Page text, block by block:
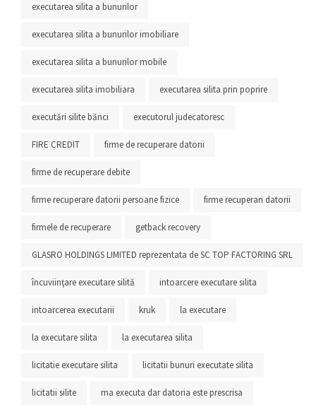
executarea silita a bunurilor
executarea silita a bunurilor imobiliare
executarea silita a bunurilor mobile
executarea silita imobiliara executarea silita prin poprire
executări silite bănci executorul judecatoresc
FIRE CREDIT firme de recuperare datorii
firme de recuperare debite
firme recuperare datorii persoane fizice firme recuperari datorii
firmele de recuperare getback recovery
GLASRO HOLDINGS LIMITED reprezentata de SC TOP FACTORING SRL
încuviinţare executare silită intoarcere executare silita
intoarcerea executarii kruk la executare
la executare silita la executarea silita
licitatie executare silita licitatii bunuri executate silita
licitatii silite ma executa dar datoria este prescrisa